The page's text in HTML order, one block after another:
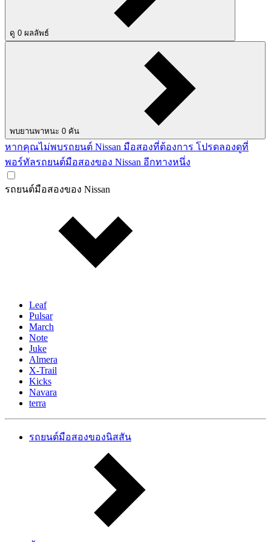
ดู 0 ผลลัพธ์
พบยานพาหนะ 0 คัน
หากคุณไม่พบรถยนต์ Nissan มือสองที่ต้องการ โปรดลองดูที่
พอร์ทัลรถยนต์มือสองของ Nissan อีกทางหนึ่ง
รถยนต์มือสองของ Nissan
Leaf
Pulsar
March
Note
Juke
Almera
X-Trail
Kicks
Navara
terra
รถยนต์มือสองของนิสสัน